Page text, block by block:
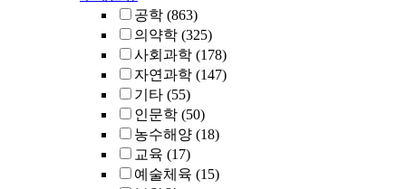
공학 (863)
의약학 (325)
사회과학 (178)
자연과학 (147)
기타 (55)
인문학 (50)
농수해양 (18)
교육 (17)
예술체육 (15)